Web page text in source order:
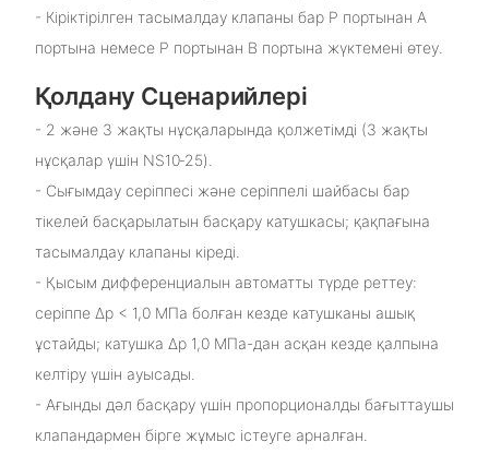
- Кіріктірілген тасымалдау клапаны бар P портынан A
портына немесе P портынан B портына жүктемені өтеу.
Қолдану Сценарийлері
- 2 және 3 жақты нұсқаларында қолжетімді (3 жақты
нұсқалар үшін NS10‑25).
- Сығымдау серіппесі және серіппелі шайбасы бар
тікелей басқарылатын басқару катушкасы; қақпағына
тасымалдау клапаны кіреді.
- Қысым дифференциалын автоматты түрде реттеу:
серіппе Δp < 1,0 МПа болған кезде катушканы ашық
ұстайды; катушка Δp 1,0 МПа-дан асқан кезде қалпына
келтіру үшін ауысады.
- Ағынды дәл басқару үшін пропорционалды бағыттаушы
клапандармен бірге жұмыс істеуге арналған.